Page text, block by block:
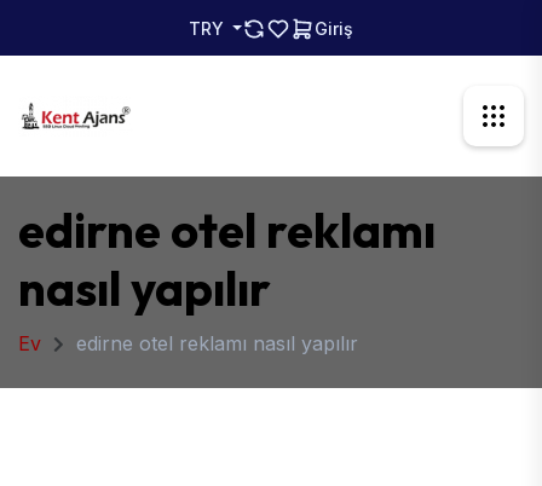
TRY Giriş
edirne otel reklamı
nasıl yapılır
Ev edirne otel reklamı nasıl yapılır